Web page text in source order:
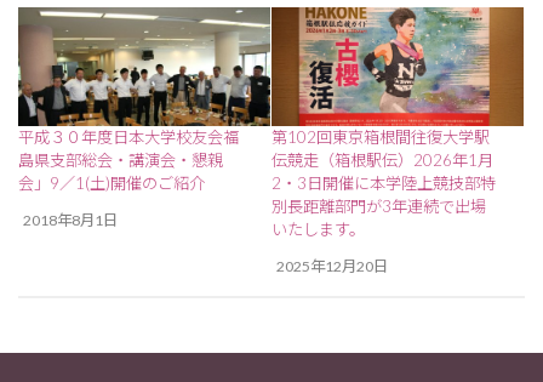
平成３０年度日本大学校友会福
島県支部総会・講演会・懇親
会」9／1(土)開催のご紹介
2018年8月1日
第102回東京箱根間往復大学駅
伝競走（箱根駅伝）2026年1月
2・3日開催に本学陸上競技部特
別長距離部門が3年連続で出場
いたします。
2025年12月20日